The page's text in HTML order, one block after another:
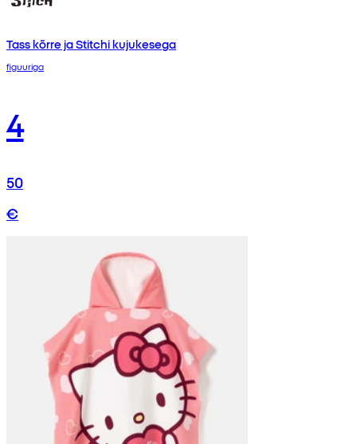
Tass kõrre ja Stitchi kujukesega
figuuriga
4
50
€